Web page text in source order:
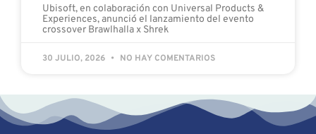
Ubisoft, en colaboración con Universal Products &
Experiences, anunció el lanzamiento del evento
crossover Brawlhalla x Shrek
30 JULIO, 2026 NO HAY COMENTARIOS